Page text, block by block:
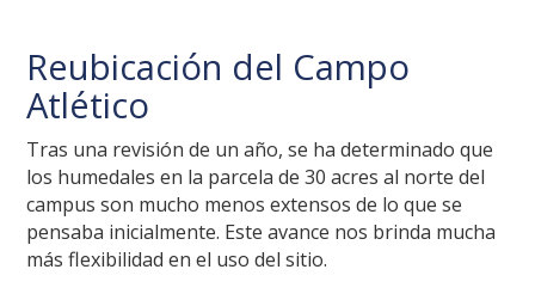
Reubicación del Campo
Atlético
Tras una revisión de un año, se ha determinado que
los humedales en la parcela de 30 acres al norte del
campus son mucho menos extensos de lo que se
pensaba inicialmente. Este avance nos brinda mucha
más flexibilidad en el uso del sitio.